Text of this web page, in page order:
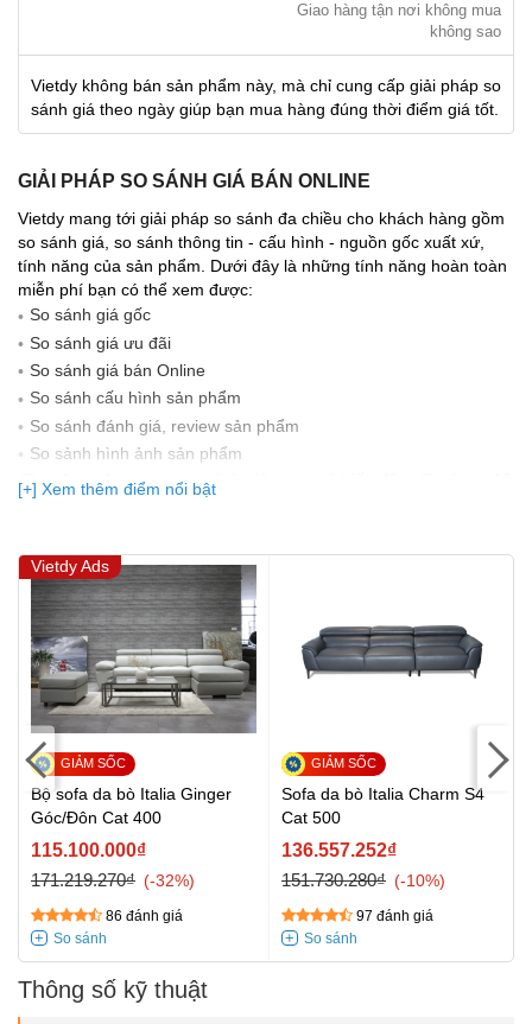
Giao hàng tận nơi không mua
không sao
Vietdy không bán sản phẩm này, mà chỉ cung cấp giải pháp so
sánh giá theo ngày giúp bạn mua hàng đúng thời điểm giá tốt.
GIẢI PHÁP SO SÁNH GIÁ BÁN ONLINE
Vietdy mang tới giải pháp so sánh đa chiều cho khách hàng gồm
so sánh giá, so sánh thông tin - cấu hình - nguồn gốc xuất xứ,
tính năng của sản phẩm. Dưới đây là những tính năng hoàn toàn
miễn phí bạn có thể xem được:
So sánh giá gốc
So sánh giá ưu đãi
So sánh giá bán Online
So sánh cấu hình sản phẩm
So sánh đánh giá, review sản phẩm
So sảnh hình ảnh sản phẩm
(Bạn đang được xem so sánh giá, xem giá biến động Realtime 10
lần cập nhật gần nhất)
[+] Xem thêm điểm nổi bật
Vietdy Ads
Bộ sofa da bò Italia Ginger
Góc/Đôn Cat 400
115.100.000₫
171.219.270₫
-32%
86 đánh giá
Sofa da bò Italia Charm S4
Cat 500
136.557.252₫
151.730.280₫
-10%
97 đánh giá
Thông số kỹ thuật